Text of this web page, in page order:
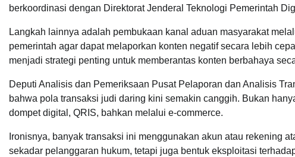
berkoordinasi dengan Direktorat Jenderal Teknologi Pemerintah
Langkah lainnya adalah pembukaan kanal aduan masyarakat
pemerintah agar dapat melaporkan konten negatif secara lebih
menjadi strategi penting untuk memberantas konten berbahaya
Deputi Analisis dan Pemeriksaan Pusat Pelaporan dan Analisis
bahwa pola transaksi judi daring kini semakin canggih. Bukan
dompet digital, QRIS, bahkan melalui e-commerce.
Ironisnya, banyak transaksi ini menggunakan akun atau rekening
sekadar pelanggaran hukum, tetapi juga bentuk eksploitasi